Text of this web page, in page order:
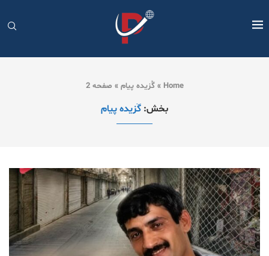
Home
»گُزیده پیام » صفحه 2
بخش: گُزیده پیام